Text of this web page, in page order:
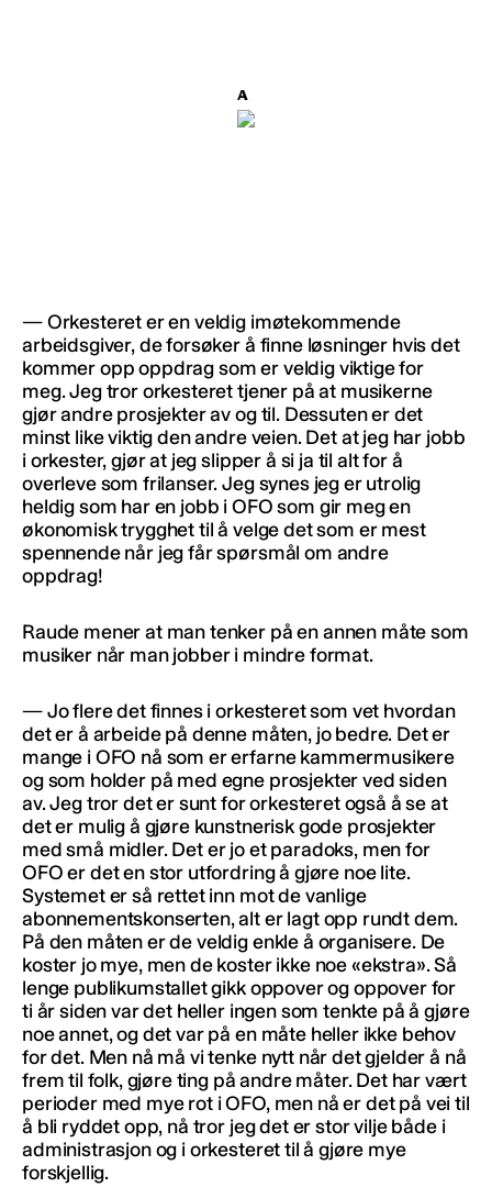
— Orkesteret er en veldig imøtekommende
arbeidsgiver, de forsøker å finne løsninger hvis det
kommer opp oppdrag som er veldig viktige for
meg. Jeg tror orkesteret tjener på at musikerne
gjør andre prosjekter av og til. Dessuten er det
minst like viktig den andre veien. Det at jeg har jobb
i orkester, gjør at jeg slipper å si ja til alt for å
overleve som frilanser. Jeg synes jeg er utrolig
heldig som har en jobb i OFO som gir meg en
økonomisk trygghet til å velge det som er mest
spennende når jeg får spørsmål om andre
oppdrag!
Raude mener at man tenker på en annen måte som
musiker når man jobber i mindre format.
— Jo flere det finnes i orkesteret som vet hvordan
det er å arbeide på denne måten, jo bedre. Det er
mange i OFO nå som er erfarne kammermusikere
og som holder på med egne prosjekter ved siden
av. Jeg tror det er sunt for orkesteret også å se at
det er mulig å gjøre kunstnerisk gode prosjekter
med små midler. Det er jo et paradoks, men for
OFO er det en stor utfordring å gjøre noe lite.
Systemet er så rettet inn mot de vanlige
abonnementskonserten, alt er lagt opp rundt dem.
På den måten er de veldig enkle å organisere. De
koster jo mye, men de koster ikke noe «ekstra». Så
lenge publikumstallet gikk oppover og oppover for
ti år siden var det heller ingen som tenkte på å gjøre
noe annet, og det var på en måte heller ikke behov
for det. Men nå må vi tenke nytt når det gjelder å nå
frem til folk, gjøre ting på andre måter. Det har vært
perioder med mye rot i OFO, men nå er det på vei til
å bli ryddet opp, nå tror jeg det er stor vilje både i
administrasjon og i orkesteret til å gjøre mye
forskjellig.